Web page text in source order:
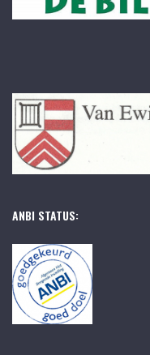
ANBI STATUS: